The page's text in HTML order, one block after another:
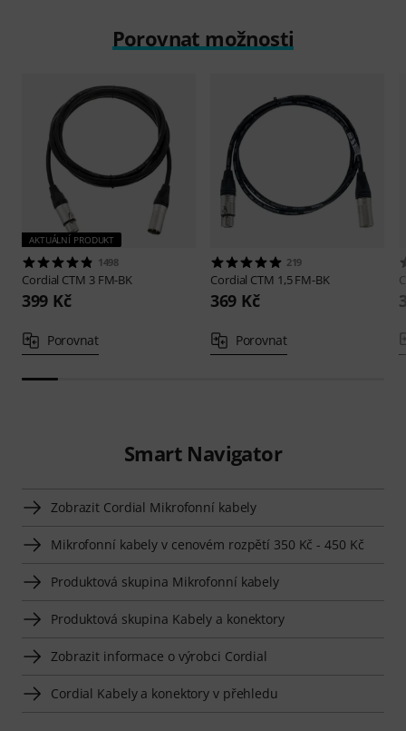
Porovnat možnosti
AKTUÁLNÍ PRODUKT
1498
Cordial CTM 3 FM-BK
399 Kč
Porovnat
219
Cordial CTM 1,5 FM-BK
369 Kč
Porovnat
Smart Navigator
Zobrazit Cordial Mikrofonní kabely
Mikrofonní kabely v cenovém rozpětí 350 Kč - 450 Kč
Produktová skupina Mikrofonní kabely
Produktová skupina Kabely a konektory
Zobrazit informace o výrobci Cordial
Cordial Kabely a konektory v přehledu